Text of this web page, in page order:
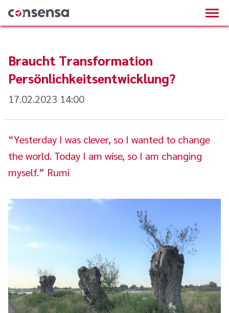
Braucht Transformation
Persönlichkeitsentwicklung?
17.02.2023 14:00
“Yesterday I was clever, so I wanted to change
the world. Today I am wise, so I am changing
myself.” Rumi